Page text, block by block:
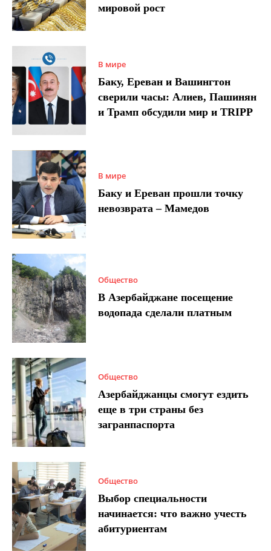
мировой рост
В мире
Баку, Ереван и Вашингтон
сверили часы: Алиев, Пашинян
и Трамп обсудили мир и TRIPP
В мире
Баку и Ереван прошли точку
невозврата – Мамедов
Общество
В Азербайджане посещение
водопада сделали платным
Общество
Азербайджанцы смогут ездить
еще в три страны без
загранпаспорта
Общество
Выбор специальности
начинается: что важно учесть
абитуриентам